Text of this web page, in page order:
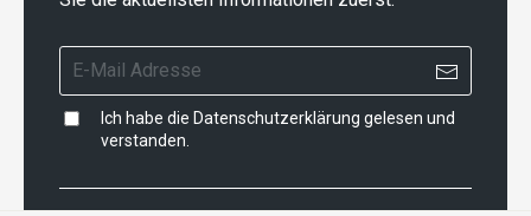
Ich habe die Datenschutzerklärung gelesen und
verstanden.